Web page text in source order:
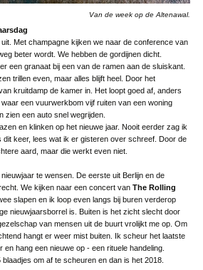
Van de week op de Altenawal.
Met champagne kijken we naar de conference van
beter wordt. We hebben de gordijnen dicht.
een granaat bij een van de ramen aan de sluiskant.
trillen even, maar alles blijft heel. Door het
kruitdamp de kamer in. Het loopt goed af, anders
een vuurwerkbom vijf ruiten van een woning
een auto snel wegrijden.
en klinken op het nieuwe jaar. Nooit eerder zag ik
dit keer, lees wat ik er gisteren over schreef. Door de
aard, maar die werkt even niet.
te wensen. De eerste uit Berlijn en de
We kijken naar een concert van The Rolling
slapen en ik loop even langs bij buren verderop
nieuwjaarsborrel is. Buiten is het zicht slecht door
van mensen uit de buurt vrolijkt me op. Om
hangt er weer mist buiten. Ik scheur het laatste
hang een nieuwe op - een rituele handeling.
om af te scheuren en dan is het 2018.